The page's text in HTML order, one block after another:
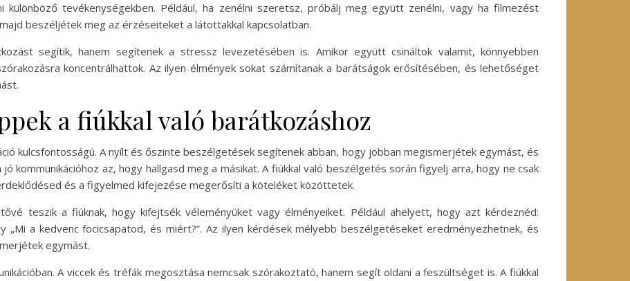
tevékenységekben. Például, ha zenélni szeretsz, próbálj meg együtt zenélni, vagy ha filmezést
beszéljétek meg az érzéseiteket a látottakkal kapcsolatban.
segítik, hanem segítenek a stressz levezetésében is. Amikor együtt csináltok valamit, könnyebben
koncentrálhattok. Az ilyen élmények sokat számítanak a barátságok erősítésében, és lehetőséget
a fiúkkal való barátkozáshoz
kulcsfontosságú. A nyílt és őszinte beszélgetések segítenek abban, hogy jobban megismerjétek egymást, és
kommunikációhoz az, hogy hallgasd meg a másikat. A fiúkkal való beszélgetés során figyelj arra, hogy ne csak
és a figyelmed kifejezése megerősíti a köteléket közöttetek.
teszik a fiúknak, hogy kifejtsék véleményüket vagy élményeiket. Például ahelyett, hogy azt kérdeznéd:
„Mi a kedvenc focicsapatod, és miért?”. Az ilyen kérdések mélyebb beszélgetéseket eredményezhetnek, és
egymást.
A viccek és tréfák megosztása nemcsak szórakoztató, hanem segít oldani a feszültséget is. A fiúkkal